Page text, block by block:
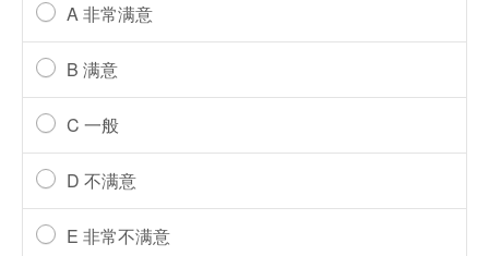
A 非常满意
B 满意
C 一般
D 不满意
E 非常不满意